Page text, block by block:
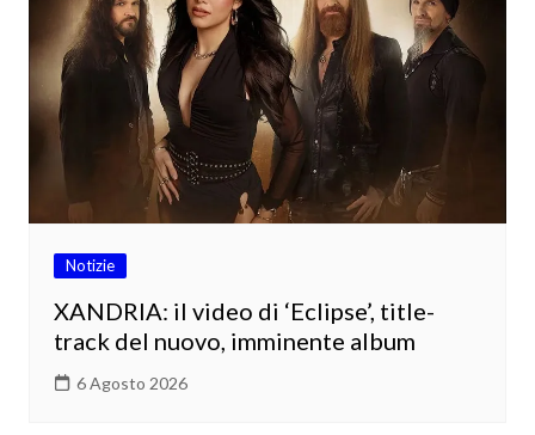
Notizie
XANDRIA: il video di ‘Eclipse’, title-
track del nuovo, imminente album
6 Agosto 2026